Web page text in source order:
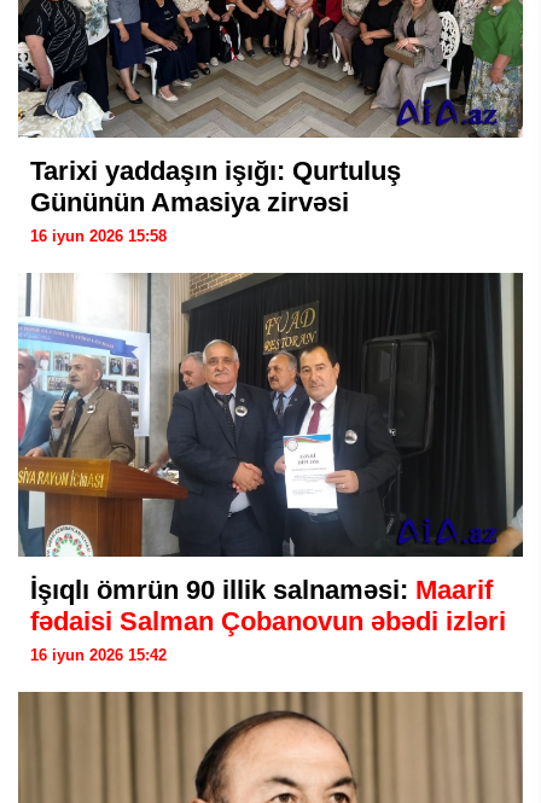
Tarixi yaddaşın işığı: Qurtuluş
Gününün Amasiya zirvəsi
16 iyun 2026 15:58
İşıqlı ömrün 90 illik salnaməsi: Maarif
fədaisi Salman Çobanovun əbədi izləri
16 iyun 2026 15:42